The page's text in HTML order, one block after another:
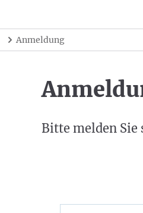
Anmeldung
Bitte melden